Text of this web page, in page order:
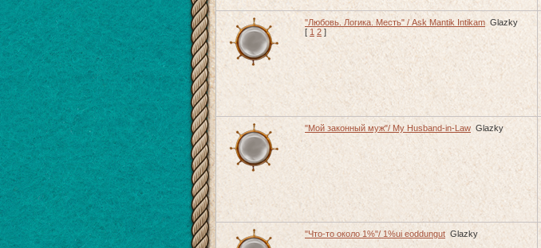
"Любовь. Логика. Месть" / Ask Mantik Intikam Glazky
[ 1 2 ]
"Мой законный муж"/ My Husband-in-Law Glazky
"Что-то около 1%"/ 1%ui eoddungut Glazky